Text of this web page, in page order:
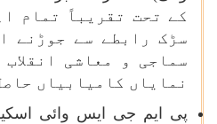
کے تحت تقریباً تمام
سڑک رابطے سے جوڑنے
سماجی و معاشی
نمایاں کامیابیاں
پی ایم جی ایس وائی